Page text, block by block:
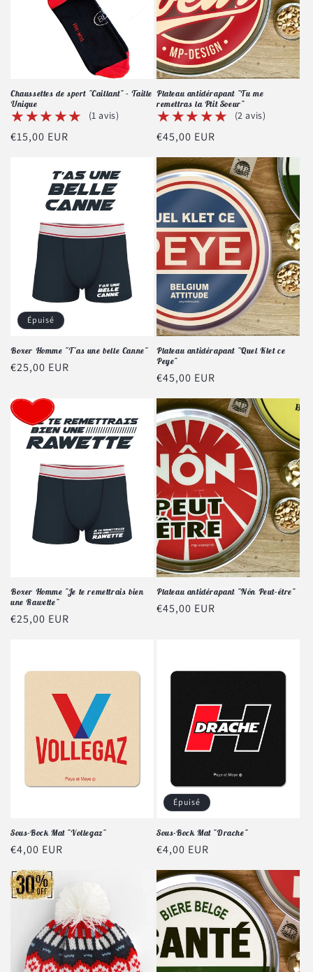
Chaussettes de sport "Caillant" - Taille
Unique
★★★★★
★★★★★ (1 avis)
Prix
€15,00 EUR
Plateau antidérapant "Tu me
remettras la Ptit Soeur"
★★★★★
★★★★★ (2 avis)
Prix
€45,00 EUR
Épuisé
Boxer Homme "T'as une belle Canne"
Prix
€25,00 EUR
Plateau antidérapant "Quel Klet ce
Peye"
Prix
€45,00 EUR
Boxer Homme "Je te remettrais bien
une Rawette"
Prix
€25,00 EUR
Plateau antidérapant "Nôn Peut-être"
Prix
€45,00 EUR
Sous-Bock Mat "Vollegaz"
Prix
habituel
€4,00 EUR
Épuisé
Sous-Bock Mat "Drache"
Prix
habituel
€4,00 EUR